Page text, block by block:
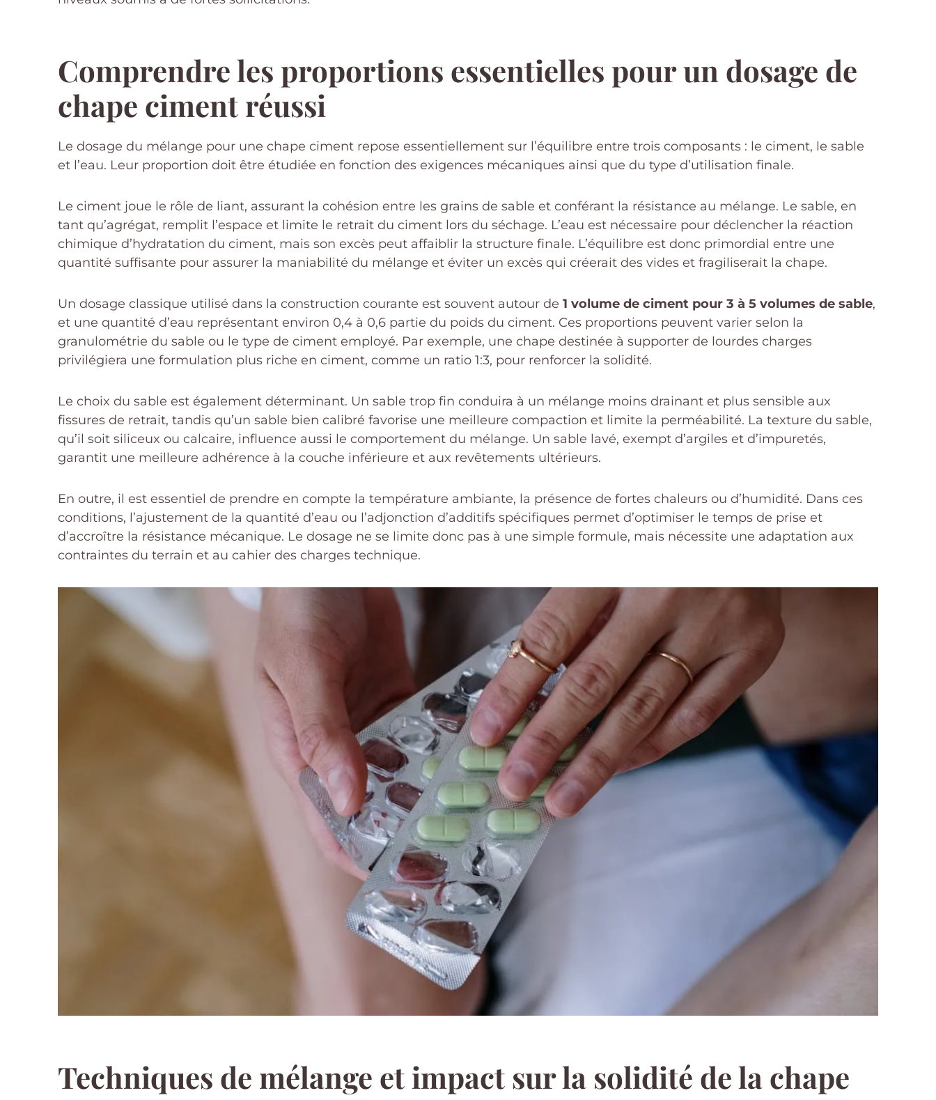
Comprendre les proportions essentielles pour un dosage de
chape ciment réussi
Le dosage du mélange pour une chape ciment repose essentiellement sur l’équilibre entre trois composants : le ciment, le sable
et l’eau. Leur proportion doit être étudiée en fonction des exigences mécaniques ainsi que du type d’utilisation finale.
Le ciment joue le rôle de liant, assurant la cohésion entre les grains de sable et conférant la résistance au mélange. Le sable, en
tant qu’agrégat, remplit l’espace et limite le retrait du ciment lors du séchage. L’eau est nécessaire pour déclencher la réaction
chimique d’hydratation du ciment, mais son excès peut affaiblir la structure finale. L’équilibre est donc primordial entre une
quantité suffisante pour assurer la maniabilité du mélange et éviter un excès qui créerait des vides et fragiliserait la chape.
Un dosage classique utilisé dans la construction courante est souvent autour de 1 volume de ciment pour 3 à 5 volumes de sable,
et une quantité d’eau représentant environ 0,4 à 0,6 partie du poids du ciment. Ces proportions peuvent varier selon la
granulométrie du sable ou le type de ciment employé. Par exemple, une chape destinée à supporter de lourdes charges
privilégiera une formulation plus riche en ciment, comme un ratio 1:3, pour renforcer la solidité.
Le choix du sable est également déterminant. Un sable trop fin conduira à un mélange moins drainant et plus sensible aux
fissures de retrait, tandis qu’un sable bien calibré favorise une meilleure compaction et limite la perméabilité. La texture du sable,
qu’il soit siliceux ou calcaire, influence aussi le comportement du mélange. Un sable lavé, exempt d’argiles et d’impuretés,
garantit une meilleure adhérence à la couche inférieure et aux revêtements ultérieurs.
En outre, il est essentiel de prendre en compte la température ambiante, la présence de fortes chaleurs ou d’humidité. Dans ces
conditions, l’ajustement de la quantité d’eau ou l’adjonction d’additifs spécifiques permet d’optimiser le temps de prise et
d’accroître la résistance mécanique. Le dosage ne se limite donc pas à une simple formule, mais nécessite une adaptation aux
contraintes du terrain et au cahier des charges technique.
Techniques de mélange et impact sur la solidité de la chape